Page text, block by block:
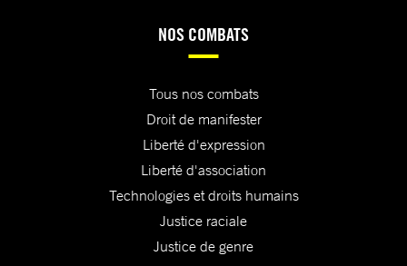
NOS COMBATS
Tous nos combats
Droit de manifester
Liberté d'expression
Liberté d'association
Technologies et droits humains
Justice raciale
Justice de genre